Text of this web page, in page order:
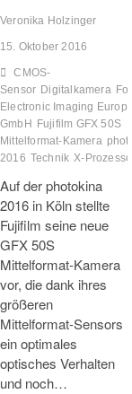
Veronika Holzinger
15. Oktober 2016
CMOS-
Sensor Digitalkamera Foto
Electronic Imaging Europe
GmbH
Fujifilm GFX 50S
Mittelformat-Kamera
2016 Technik X-
Auf der photokina
2016 in Köln stellte
Fujifilm seine neue
GFX 50S
Mittelformat-Kamera
vor, die dank ihres
größeren
Mittelformat-Sensors
ein optimales
optisches Verhalten
und noch…